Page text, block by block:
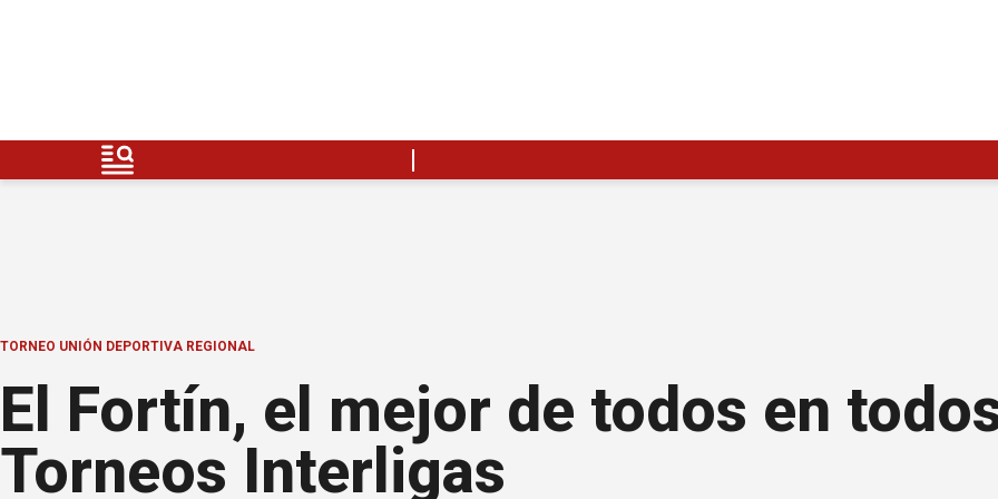
TORNEO UNIÓN DEPORTIVA REGIONAL
El Fortín, el mejor de todos en
Torneos Interligas